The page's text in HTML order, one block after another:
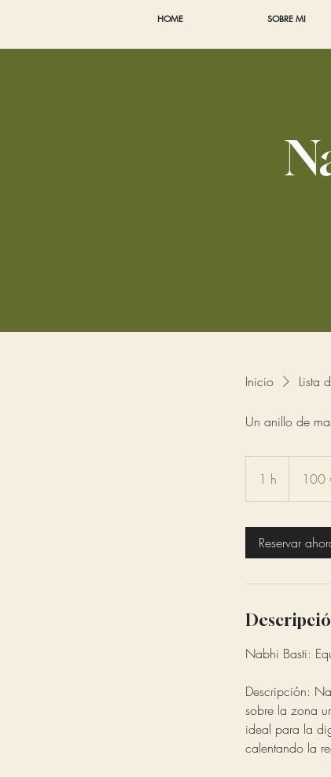
HOME SOBRE MI
Inicio Lista
Un anillo de
1 h 100
Reservar
Nabhi Basti:
Descripción:
sobre la zona
ideal para la
calentando la